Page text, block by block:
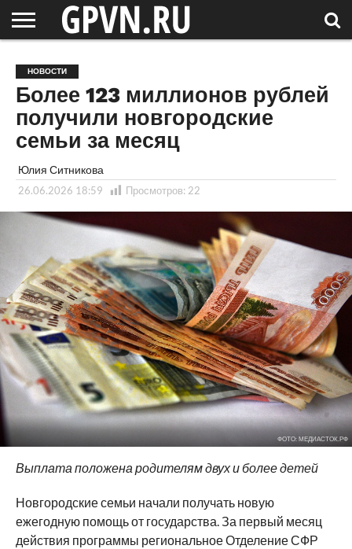
ОБЛАСТЬ
НОВОСТИ
СОСЕДЕЙ
РОССИЯ
/ МИР
СПЕЦПРОЕКТЫ
БЛОГ
СТАТЬИ
ФОТОРЕПОРТАЖИ
ИНТЕРВЬЮ
ОБЪЕКТЫ
ПОДБОРКИ
НОВОСТИ
Более 123 миллионов рублей
получили новгородские
семьи за месяц
Юлия Ситникова
26.06.2026 18:59 Просмотров: 22
ФОТО: МЕДИАСТОК.РФ
Выплата положена родителям двух и более детей
Новгородские семьи начали получать новую
ежегодную помощь от государства. За первый месяц
действия программы региональное Отделение СФР